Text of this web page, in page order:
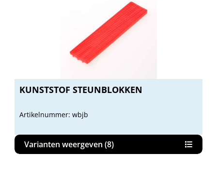
KUNSTSTOF STEUNBLOKKEN
Artikelnummer: wbjb
Varianten weergeven (8)